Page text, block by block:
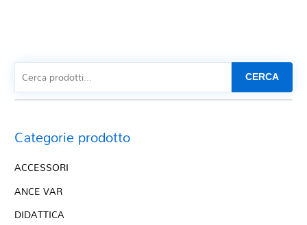
CERCA
Categorie prodotto
ACCESSORI
ANCE VAR
DIDATTICA